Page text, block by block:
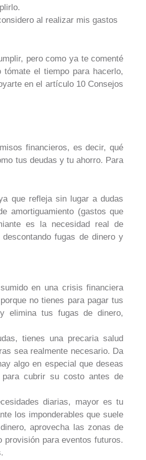
al realizar mis gastos
pero como ya te comenté
el tiempo para hacerlo,
en el artículo 10 Consejos
financieros, es decir, qué
tus deudas y tu ahorro. Para
que refleja sin lugar a dudas
amortiguamiento (gastos que
es la necesidad real de
fugas de dinero y
en una crisis financiera
no tienes para pagar tus
elimina tus fugas de dinero,
tienes una precaria salud
sea realmente necesario. Da
algo en especial que deseas
cubrir su costo antes de
diarias, mayor es tu
los imponderables que suele
aprovecha las zonas de
provisión para eventos futuros.